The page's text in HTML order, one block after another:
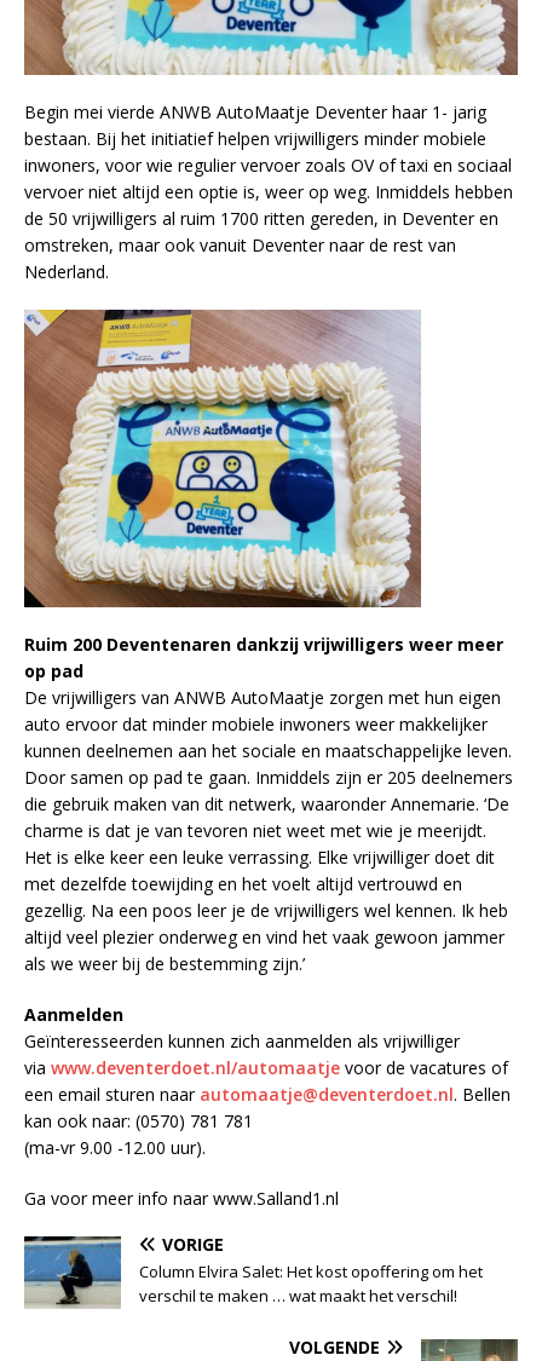
Begin mei vierde ANWB AutoMaatje Deventer haar 1- jarig
bestaan. Bij het initiatief helpen vrijwilligers minder mobiele
inwoners, voor wie regulier vervoer zoals OV of taxi en sociaal
vervoer niet altijd een optie is, weer op weg. Inmiddels hebben
de 50 vrijwilligers al ruim 1700 ritten gereden, in Deventer en
omstreken, maar ook vanuit Deventer naar de rest van
Nederland.
Ruim 200 Deventenaren dankzij vrijwilligers weer meer
op pad
De vrijwilligers van ANWB AutoMaatje zorgen met hun eigen
auto ervoor dat minder mobiele inwoners weer makkelijker
kunnen deelnemen aan het sociale en maatschappelijke leven.
Door samen op pad te gaan. Inmiddels zijn er 205 deelnemers
die gebruik maken van dit netwerk, waaronder Annemarie. ‘De
charme is dat je van tevoren niet weet met wie je meerijdt.
Het is elke keer een leuke verrassing. Elke vrijwilliger doet dit
met dezelfde toewijding en het voelt altijd vertrouwd en
gezellig. Na een poos leer je de vrijwilligers wel kennen. Ik heb
altijd veel plezier onderweg en vind het vaak gewoon jammer
als we weer bij de bestemming zijn.’
Aanmelden
Geïnteresseerden kunnen zich aanmelden als vrijwilliger
via www.deventerdoet.nl/automaatje voor de vacatures of
een email sturen naar automaatje@deventerdoet.nl. Bellen
kan ook naar: (0570) 781 781
(ma-vr 9.00 -12.00 uur).
Ga voor meer info naar www.Salland1.nl
VORIGE
Column Elvira Salet: Het kost opoffering om het
verschil te maken … wat maakt het verschil!
VOLGENDE